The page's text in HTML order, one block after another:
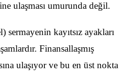
ulaşması umurunda değil.
kayıtsız ayakları
Finansallaşmış
ulaşıyor ve bu en üst nokta